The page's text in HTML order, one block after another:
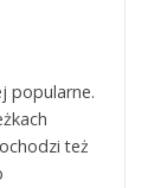
popularne.
też